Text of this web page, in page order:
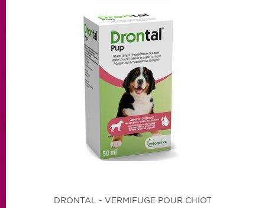
DRONTAL - VERMIFUGE POUR CHIOT